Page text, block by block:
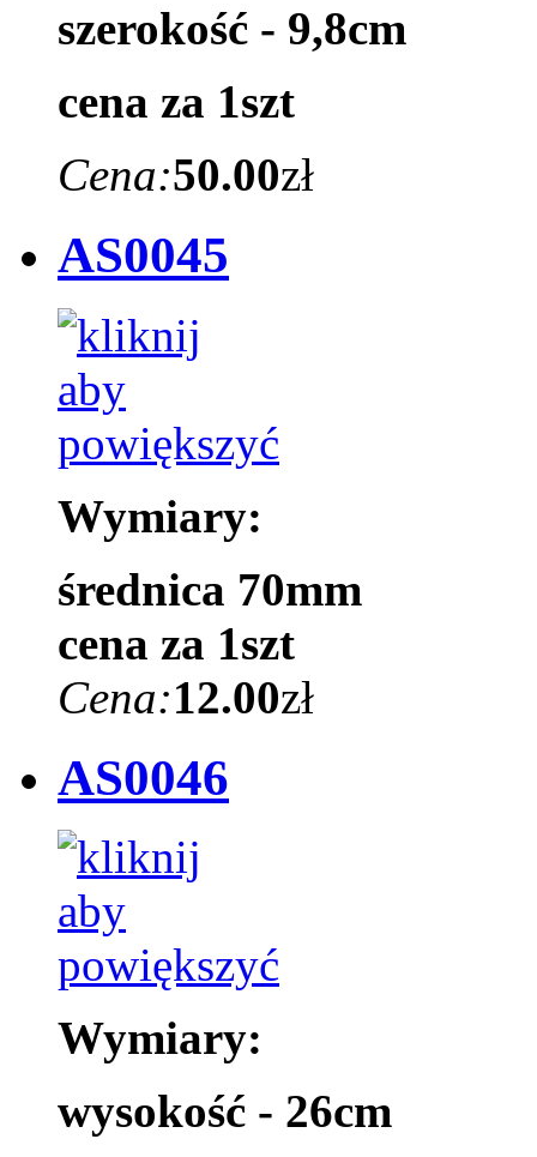
szerokość - 9,8cm
cena za 1szt
Cena:50.00zł
AS0045
Wymiary:
średnica 70mm
cena za 1szt
Cena:12.00zł
AS0046
Wymiary:
wysokość - 26cm